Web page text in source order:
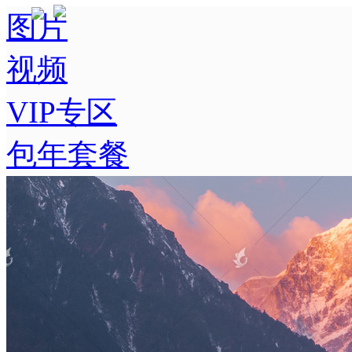
图片
视频
VIP专区
包年套餐